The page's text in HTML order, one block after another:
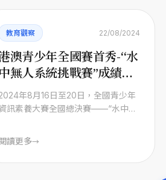
教育觀察 22/08/2024
澳青少年全國賽首秀-“水
中無人系統挑戰賽”成績揭
年8月16日至20日，全國青少年
訊素養大賽全國總決賽——“水中無
本 ...
讀更多→